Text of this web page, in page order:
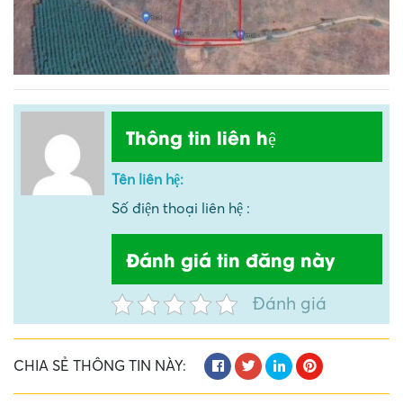
Thông tin liên hệ
Tên liên hệ:
Số điện thoại liên hệ :
Đánh giá tin đăng này
Đánh giá
CHIA SẺ THÔNG TIN NÀY: